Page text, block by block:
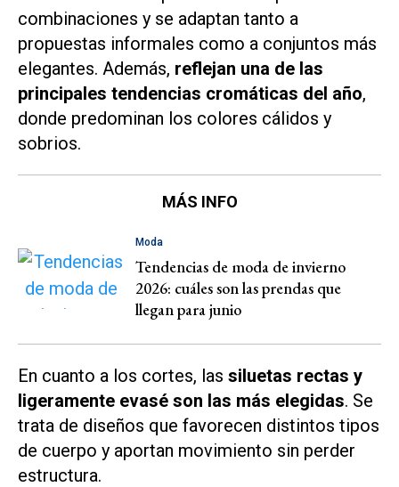
combinaciones y se adaptan tanto a
propuestas informales como a conjuntos más
elegantes. Además, reflejan una de las
principales tendencias cromáticas del año,
donde predominan los colores cálidos y
sobrios.
MÁS INFO
Moda
Tendencias de moda de invierno
2026: cuáles son las prendas que
llegan para junio
En cuanto a los cortes, las siluetas rectas y
ligeramente evasé son las más elegidas. Se
trata de diseños que favorecen distintos tipos
de cuerpo y aportan movimiento sin perder
estructura.